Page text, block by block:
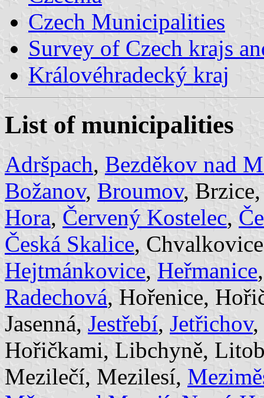
Czech Municipalities
Survey of Czech krajs
Královéhradecký kraj
List of municipalities
Adršpach, Bezděkov nad
Božanov, Broumov,
Hora, Červený Kostelec,
Česká Skalice,
Hejtmánkovice, Heřmanice
Radechová, Hořenice,
Jasenná, Jestřebí, Jetřichov,
Hořičkami, Libchyně,
Mezilečí, Mezilesí,